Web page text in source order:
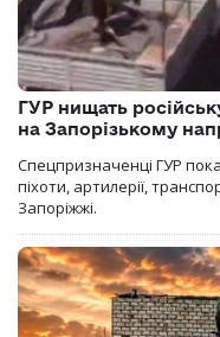
ГУР нищать
на Запорізькому
Спецпризначенці ГУР
піхоти, артилерії,
Запоріжжі.